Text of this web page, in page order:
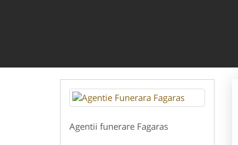
Agentii funerare Fagaras